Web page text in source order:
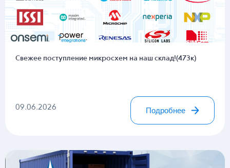
Свежее поступление микросхем на наш склад!(473к)
09.06.2026 Подробнее